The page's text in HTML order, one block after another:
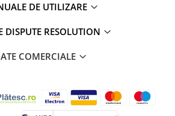
DE UTILIZARE
DISPUTE RESOLUTION
COMERCIALE